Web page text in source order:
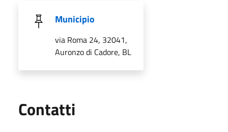
Municipio
via Roma 24, 32041,
Auronzo di Cadore, BL
Contatti